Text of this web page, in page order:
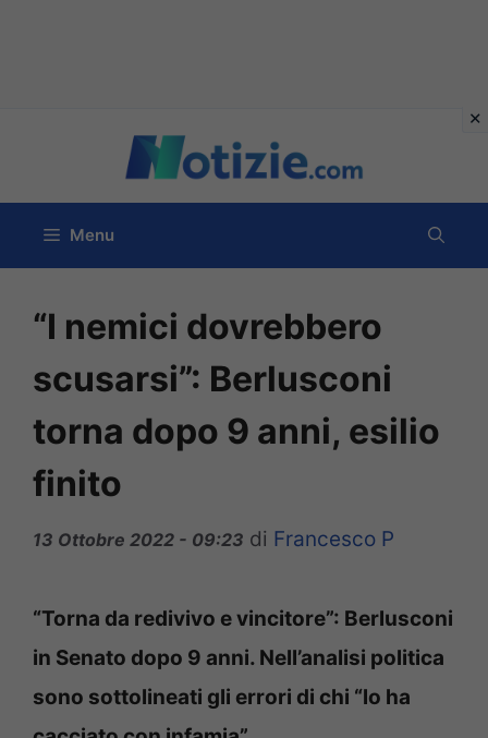
contenuto
Menu
“I nemici dovrebbero
scusarsi”: Berlusconi
torna dopo 9 anni, esilio
finito
13 Ottobre 2022 - 09:23 di Francesco P
“Torna da redivivo e vincitore”: Berlusconi
in Senato dopo 9 anni. Nell’analisi politica
sono sottolineati gli errori di chi “lo ha